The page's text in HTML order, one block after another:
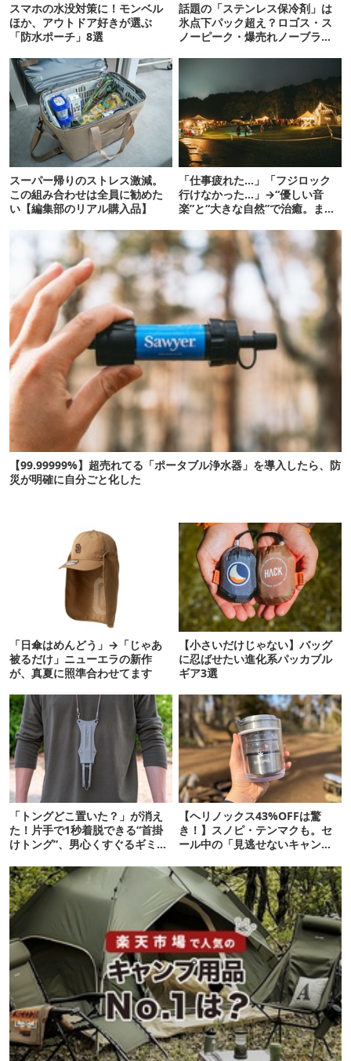
スマホの水没対策に！モンベル
ほか、アウトドア好きが選ぶ
「防水ポーチ」8選
話題の「ステンレス保冷剤」は
氷点下パック超え？ロゴス・ス
ノーピーク・爆売れノーブラン
スーパー帰りのストレス激減。
この組み合わせは全員に勧めた
い【編集部のリアル購入品】
「仕事疲れた…」「フジロック
行けなかった…」→“優しい音
楽”と“大きな自然”で治癒。まだ
【99.99999%】超売れてる「ポータブル浄水器」を導入したら、防
災が明確に自分ごと化した
「日傘はめんどう」→「じゃあ
被るだけ」ニューエラの新作
が、真夏に照準合わせてます
【小さいだけじゃない】バッグ
に忍ばせたい進化系パッカブル
ギア3選
「トングどこ置いた？」が消え
た！片手で1秒着脱できる“首掛
けトング”、男心くすぐるギミッ
【ヘリノックス43%OFFは驚
き！】スノピ・テンマクも。セ
ール中の「見逃せないキャンプ